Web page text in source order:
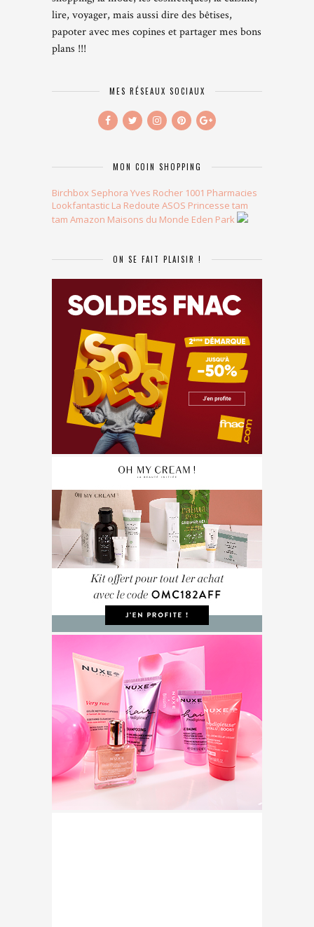
lire, voyager, mais aussi dire des bêtises,
papoter avec mes copines et partager mes bons
plans !!!
MES RÉSEAUX SOCIAUX
MON COIN SHOPPING
Birchbox Sephora Yves Rocher 1001 Pharmacies
Lookfantastic La Redoute ASOS Princesse tam
tam Amazon Maisons du Monde Eden Park
ON SE FAIT PLAISIR !